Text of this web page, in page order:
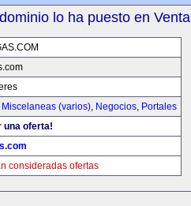
lo ha puesto en Venta
Miscelaneas (varios), Negocios, Portales
una oferta!
consideradas ofertas